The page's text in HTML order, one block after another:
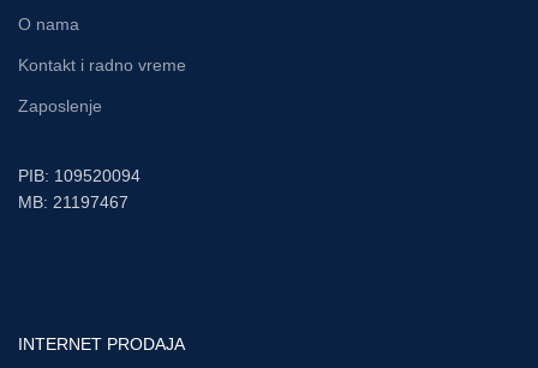
O nama
Kontakt i radno vreme
Zaposlenje
PIB: 109520094
MB: 21197467
INTERNET PRODAJA